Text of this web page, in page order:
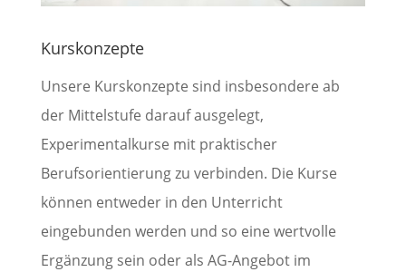
Kurskonzepte
Unsere Kurskonzepte sind insbesondere ab
der Mittelstufe darauf ausgelegt,
Experimentalkurse mit praktischer
Berufsorientierung zu verbinden. Die Kurse
können entweder in den Unterricht
eingebunden werden und so eine wertvolle
Ergänzung sein oder als AG-Angebot im